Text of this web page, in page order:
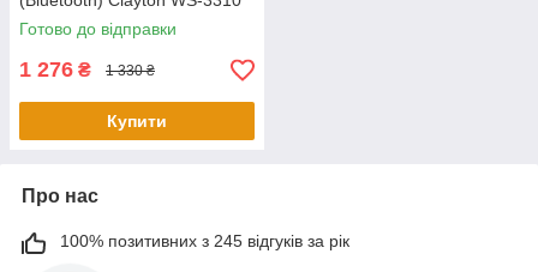
Готово до відправки
1 276 ₴ 1 330 ₴
Купити
Про нас
100% позитивних з 245 відгуків за рік